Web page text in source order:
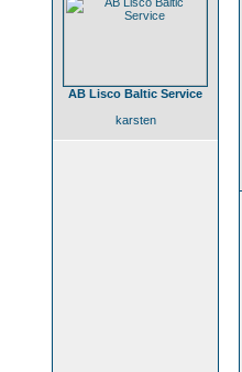
AB Lisco Baltic Service
karsten